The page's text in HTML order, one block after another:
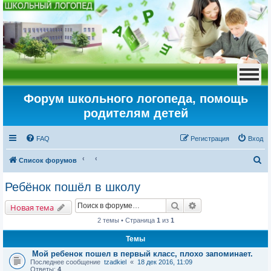
Форум школьного логопеда, помощь
родителям детей
FAQ Вход
Регистрация
Список форумов
о
Ребёнок пошёл в школу
Новая тема Поиск
2 темы • Страница 1 из 1
Темы
Мой ребенок пошел в первый класс, плохо запоминает.
Последнее сообщение tzadkiel « 18 дек 2016, 11:09
Ответы: 4